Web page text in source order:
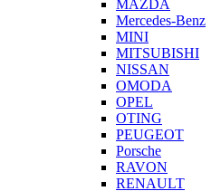
MAZDA
Mercedes-Benz
MINI
MITSUBISHI
NISSAN
OMODA
OPEL
OTING
PEUGEOT
Porsche
RAVON
RENAULT